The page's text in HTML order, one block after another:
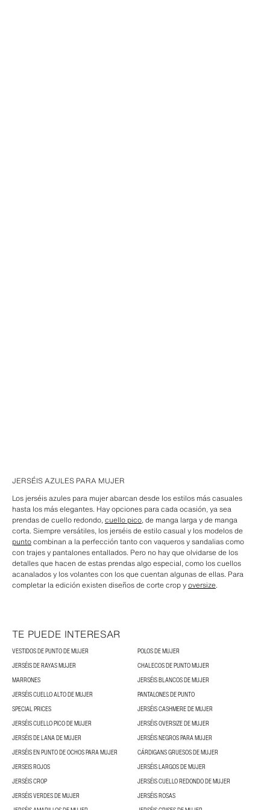
JERSÉIS AZULES PARA MUJER
Los jerséis azules para mujer abarcan desde los estilos más casuales
hasta los más elegantes. Hay opciones para cada ocasión, ya sea
prendas de cuello redondo,cuello pico, de manga larga y de manga
corta. Siempre versátiles, los jerséis de estilo casual y los modelos de
puntocombinan a la perfección tanto con vaqueros y sandalias como
con trajes y pantalones entallados. Pero no hay que olvidarse de los
detalles que hacen de estas prendas algo especial, como los cuellos
acanalados y los volantes con los que cuentan algunas de ellas. Para
completar la edición existen diseños de corte crop yoversize.
TE PUEDE INTERESAR
VESTIDOS DE PUNTO DE MUJER
POLOS DE MUJER
JERSÉIS DE RAYAS MUJER
CHALECOS DE PUNTO MUJER
MARRONES
JERSÉIS BLANCOS DE MUJER
JERSÉIS CUELLO ALTO DE MUJER
PANTALONES DE PUNTO
SPECIAL PRICES
JERSÉIS CASHMERE DE MUJER
JERSÉIS CUELLO PICO DE MUJER
JERSÉIS OVERSIZE DE MUJER
JERSÉIS DE LANA DE MUJER
JERSÉIS NEGROS PARA MUJER
JERSÉIS EN PUNTO DE OCHOS PARA MUJER
CÁRDIGANS GRUESOS DE MUJER
JERSEIS ROJOS
JERSÉIS LARGOS DE MUJER
JERSÉIS CROP
JERSÉIS CUELLO REDONDO DE MUJER
JERSÉIS VERDES DE MUJER
JERSÉIS ROSAS